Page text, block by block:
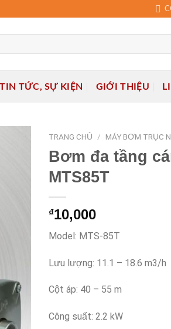
TIN TỨC, SỰ KIỆN GIỚI THIỆU
TRANG CHỦ / MÁY BƠM TRỤC
Bơm đa tầng
MTS85T
₫10,000
Model: MTS-85T
Lưu lượng: 11.1 – 18.6 m3/h
Cột áp: 40 – 55 m
Công suất: 2.2 kW